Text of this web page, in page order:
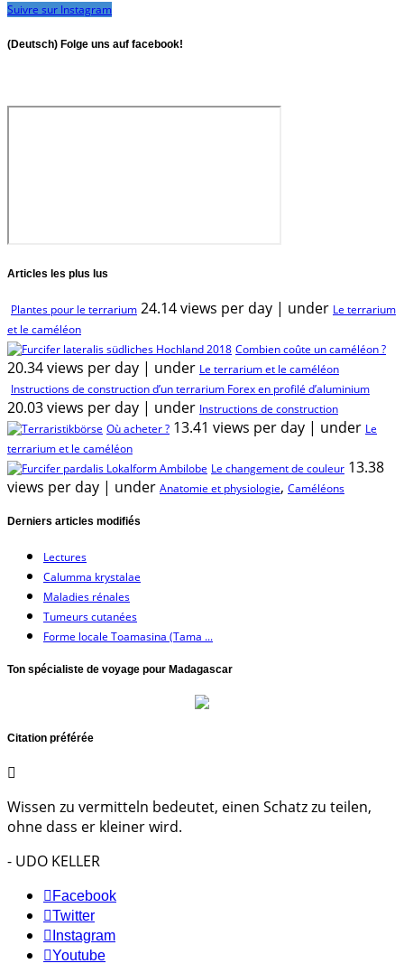
Suivre sur Instagram
(Deutsch) Folge uns auf facebook!
Articles les plus lus
Plantes pour le terrarium 24.14 views per day | under Le terrarium
et le caméléon
Combien coûte un caméléon ?
20.34 views per day | under Le terrarium et le caméléon
Instructions de construction d’un terrarium Forex en profilé d’aluminium
20.03 views per day | under Instructions de construction
Où acheter ? 13.41 views per day | under Le
terrarium et le caméléon
Le changement de couleur 13.38
views per day | under Anatomie et physiologie, Caméléons
Derniers articles modifiés
Lectures
Calumma krystalae
Maladies rénales
Tumeurs cutanées
Forme locale Toamasina (Tama ...
Ton spécialiste de voyage pour Madagascar
Citation préférée
Wissen zu vermitteln bedeutet, einen Schatz zu teilen,
ohne dass er kleiner wird.
- UDO KELLER
Facebook
Twitter
Instagram
Youtube